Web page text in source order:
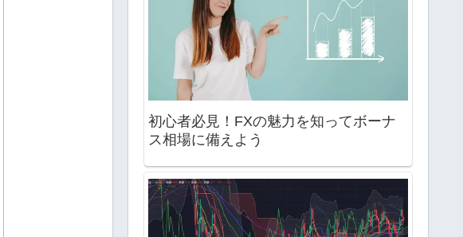
初心者必見！FXの魅力を知ってボーナ
ス相場に備えよう